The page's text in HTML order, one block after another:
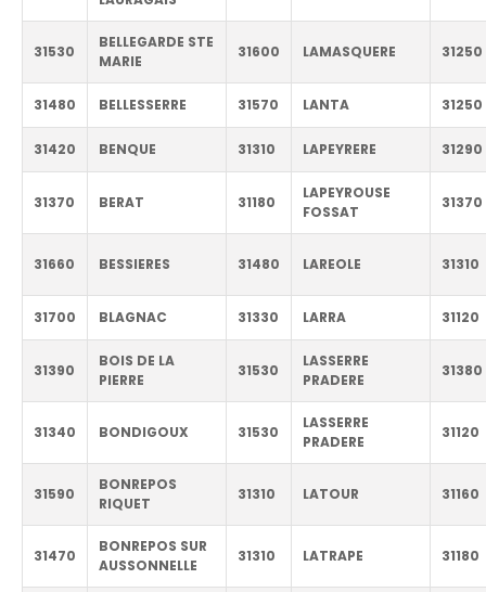
31530
BELLEGARDE STE
MARIE
31600 LAMASQUERE 31250
31480 BELLESSERRE 31570 LANTA 31250
31420 BENQUE 31310 LAPEYRERE 31290
31370 BERAT 31180
LAPEYROUSE
FOSSAT
31370
31660 BESSIERES 31480 LAREOLE 31310
31700 BLAGNAC 31330 LARRA 31120
31390
BOIS DE LA
PIERRE
31530
LASSERRE
PRADERE
31380
31340 BONDIGOUX 31530
LASSERRE
PRADERE
31120
31590
BONREPOS
RIQUET
31310 LATOUR 31160
31470
BONREPOS SUR
AUSSONNELLE
31310 LATRAPE 31180